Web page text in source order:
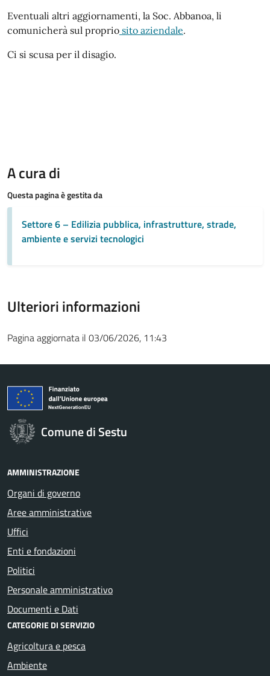
Eventuali altri aggiornamenti, la Soc. Abbanoa, li
comunicherà sul proprio sito aziendale.
Ci si scusa per il disagio.
A cura di
Questa pagina è gestita da
Settore 6 – Edilizia pubblica, infrastrutture, strade,
ambiente e servizi tecnologici
Ulteriori informazioni
Pagina aggiornata il 03/06/2026, 11:43
Comune di Sestu
AMMINISTRAZIONE
Organi di governo
Aree amministrative
Uffici
Enti e fondazioni
Politici
Personale amministrativo
Documenti e Dati
CATEGORIE DI SERVIZIO
Agricoltura e pesca
Ambiente